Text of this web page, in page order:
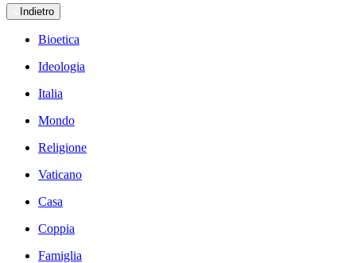
Indietro
Bioetica
Ideologia
Italia
Mondo
Religione
Vaticano
Casa
Coppia
Famiglia